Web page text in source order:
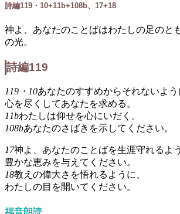
詩編119・10+11b+108b、17+18
神よ、あなたのことばはわたしの足のと
の光。
詩編119
119・10あなたのすすめからそれないよう
心を尽くしてあなたを求める。
11bわたしは仰せを心にいだく。
108bあなたのさばきを示してください。
17神よ、あなたのことばを生涯守れるよ
豊かな恵みを与えてください。
18教えの偉大さを悟れるように、
わたしの目を開いてください。
福音朗読